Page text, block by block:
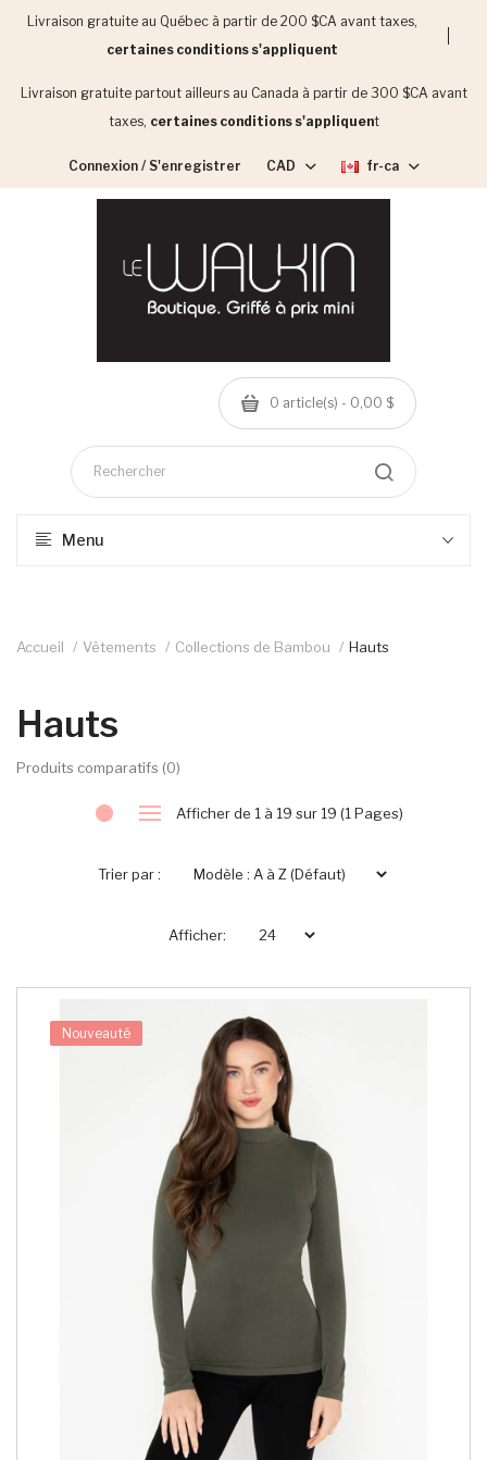
Livraison gratuite au Québec à partir de 200 $CA avant taxes,
certaines conditions s'appliquent
Livraison gratuite partout ailleurs au Canada à partir de 300 $CA avant
taxes, certaines conditions s'appliquent
Connexion / S'enregistrer CAD fr-ca
0 article(s) - 0,00 $
Menu
Accueil Vêtements Collections de Bambou Hauts
Hauts
Produits comparatifs (0)
Afficher de 1 à 19 sur 19 (1 Pages)
Trier par :
Afficher:
Nouveauté